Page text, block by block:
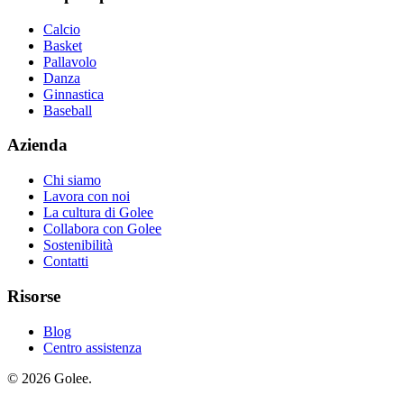
Calcio
Basket
Pallavolo
Danza
Ginnastica
Baseball
Azienda
Chi siamo
Lavora con noi
La cultura di Golee
Collabora con Golee
Sostenibilità
Contatti
Risorse
Blog
Centro assistenza
© 2026 Golee.